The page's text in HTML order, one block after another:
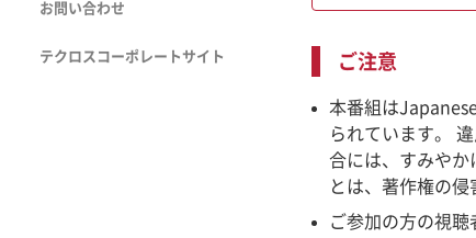
お問い合わせ
テクロスコーポレートサイト ご注意
本番組は
られています。
合には、すみやか
とは、著作権の
ご参加の方の視